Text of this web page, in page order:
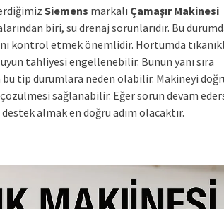
Siemens markalı Çamaşır Makinesi
biri, su drenaj sorunlarıdır. Bu
kontrol etmek önemlidir. Hortumda
tahliyesi engellenebilir. Bunun yanı sıra
tip durumlara neden olabilir. Makineyi
sağlanabilir. Eğer sorun devam
almak en doğru adım olacaktır.